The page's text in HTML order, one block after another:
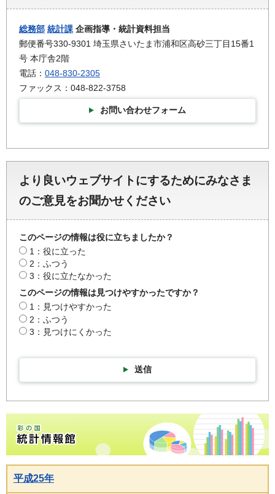
総務部 統計課 企画指導・統計資料担当
郵便番号330-9301 埼玉県さいたま市浦和区高砂三丁目15番1
号 本庁舎2階
電話： 048-830-2305
ファックス：048-822-3758
お問い合わせフォーム
より良いウェブサイトにするためにみなさま
のご意見をお聞かせください
このページの情報は役に立ちましたか？
1：役に立った
2：ふつう
3：役に立たなかった
このページの情報は見つけやすかったですか？
1：見つけやすかった
2：ふつう
3：見つけにくかった
送信
彩の国統計情報館トップページ
平成25年